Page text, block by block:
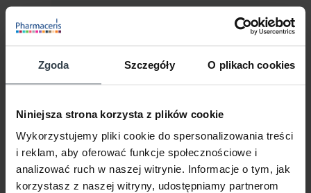
Zgoda Szczegóły O plikach cookies
Niniejsza strona korzysta z plików cookie
Wykorzystujemy pliki cookie do spersonalizowania treści
i reklam, aby oferować funkcje społecznościowe i
analizować ruch w naszej witrynie. Informacje o tym, jak
korzystasz z naszej witryny, udostępniamy partnerom
INTENSYWNY KREM ODŻYWCZY
do twarzy
NUTRI-CAPILARIL
67,50 zł 67,50 zł / 1 szt.